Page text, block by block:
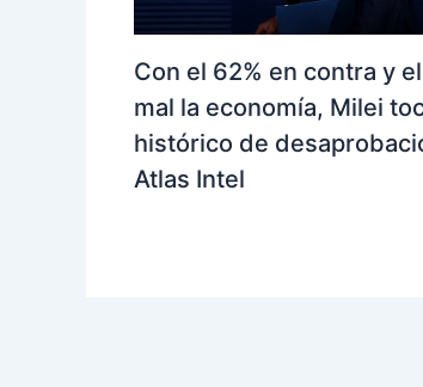
Con el 62% en contra y
mal la economía, Milei
histórico de
Atlas Intel